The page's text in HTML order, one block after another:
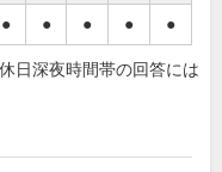
● ● ● ● ●
日深夜時間帯の回答には